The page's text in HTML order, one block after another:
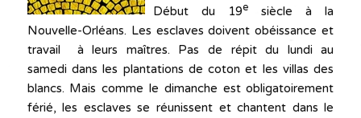
Début du 19esiècle à la
Nouvelle-Orléans. Les esclaves doivent obéissance et
travail à leurs maîtres. Pas de répit du lundi au
samedi dans les plantations de coton et les villas des
blancs. Mais comme le dimanche est obligatoirement
férié, les esclaves se réunissent et chantent dans le